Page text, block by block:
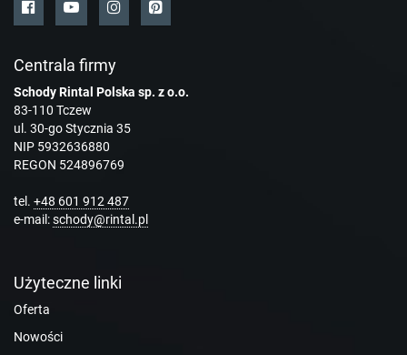
Centrala firmy
Schody Rintal Polska sp. z o.o.
83-110 Tczew
ul. 30-go Stycznia 35
NIP 5932636880
REGON 524896769
tel. +48 601 912 487
e-mail:schody@rintal.pl
Użyteczne linki
Oferta
Nowości